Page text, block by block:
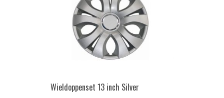
Wieldoppenset 13 inch Silver